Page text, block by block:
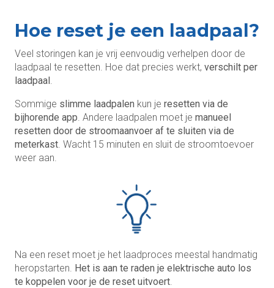
Hoe reset je een laadpaal?
Veel storingen kan je vrij eenvoudig verhelpen door de
laadpaal te resetten. Hoe dat precies werkt, verschilt per
laadpaal
Sommige slimme laadpalen kun je resetten via de
bijhorende app . Andere laadpalen moet je manueel
resetten door de stroomaanvoer af te sluiten via de
meterkast . Wacht 15 minuten en sluit de stroomtoevoer
weer aan.
Na een reset moet je het laadproces meestal handmatig
heropstarten. Het is aan te raden je elektrische auto los
te koppelen voor je de reset uitvoert